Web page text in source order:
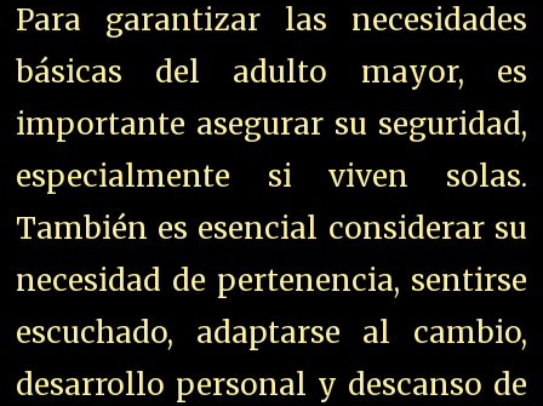
Para garantizar las necesidades
básicas del adulto mayor, es
importante asegurar su seguridad,
especialmente si viven solas.
También es esencial considerar su
necesidad de pertenencia, sentirse
escuchado, adaptarse al cambio,
desarrollo personal y descanso de